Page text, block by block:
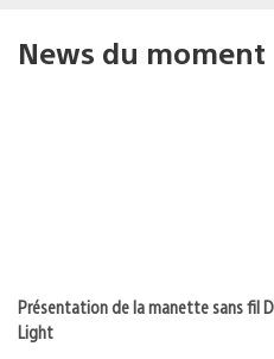
News du moment
Présentation de la manette sans fil
Light